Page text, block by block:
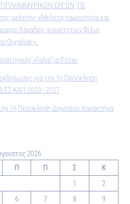
ΕΡΓΩΝ, ΠΕ
μελέτης «Μελέτη ταμιευτήρα και
Χάραδρο, κοινοτήτων Φίλια,
Οιχαλίας».
«Γαλάζια Ρότα»
για την 1η Πρόσκληση
ΣΣ ΚΑΠ 2023–2027
1η Πρόσκληση Δημοσίου Χαρακτήρα
2026
Π Π Σ
Κ
1
2
6 7 8
9